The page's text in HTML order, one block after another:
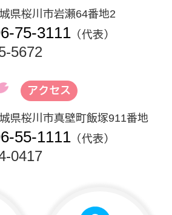
県桜川市岩瀬64番地2
75-3111 （代表）
5672
アクセス
県桜川市真壁町飯塚911番地
55-1111 （代表）
0417